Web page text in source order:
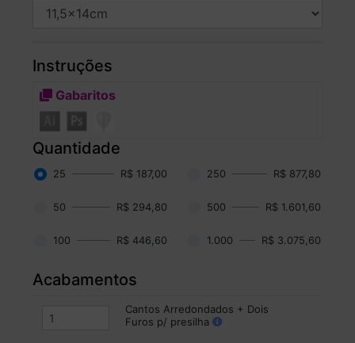
Instruções
Gabaritos
Quantidade
25 R$ 187,00 250 R$ 877,80
50 R$ 294,80 500 R$ 1.601,60
100 R$ 446,60 1.000 R$ 3.075,60
Acabamentos
Cantos Arredondados + Dois
Furos p/ presilha